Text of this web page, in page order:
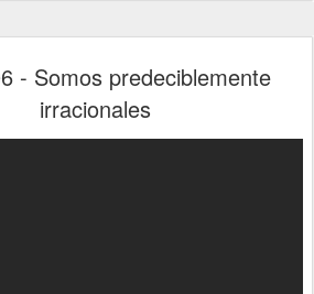
- Somos predeciblemente
irracionales